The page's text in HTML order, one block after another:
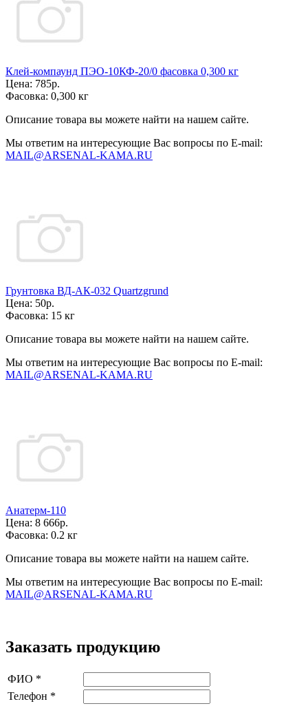
Клей-компаунд ПЭО-10КФ-20/0 фасовка 0,300 кг
Цена: 785р.
Фасовка: 0,300 кг
Описание товара вы можете найти на нашем сайте.
Мы ответим на интересующие Вас вопросы по E-mail:
MAIL@ARSENAL-KAMA.RU
Грунтовка ВД-АК-032 Quartzgrund
Цена: 50р.
Фасовка: 15 кг
Описание товара вы можете найти на нашем сайте.
Мы ответим на интересующие Вас вопросы по E-mail:
MAIL@ARSENAL-KAMA.RU
Анатерм-110
Цена: 8 666р.
Фасовка: 0.2 кг
Описание товара вы можете найти на нашем сайте.
Мы ответим на интересующие Вас вопросы по E-mail:
MAIL@ARSENAL-KAMA.RU
Заказать продукцию
ФИО *
Телефон *